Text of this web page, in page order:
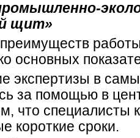
щит»
основных
экспертизы в
за помощью в
что специалисты
короткие сроки.